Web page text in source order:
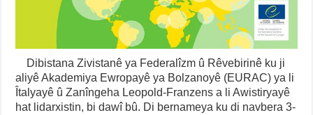
Dibistana Zivistanê ya Federalîzm û Rêvebirinê ku ji
aliyê Akademiya Ewropayê ya Bolzanoyê (EURAC) ya li
Îtalyayê û Zanîngeha Leopold-Franzens a li Awistiryayê
hat lidarxistin, bi dawî bû. Di bernameya ku di navbera 3-